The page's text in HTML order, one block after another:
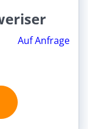
Auf Anfrage